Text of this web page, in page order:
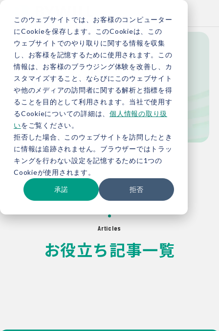
このウェブサイトでは、お客様のコンピューター
にCookieを保存します。このCookieは、この
ウェブサイトでのやり取りに関する情報を収集
し、お客様を記憶するために使用されます。この
情報は、お客様のブラウジング体験を改善し、カ
スタマイズすること、ならびにこのウェブサイト
や他のメディアの訪問者に関する解析と指標を得
ることを目的として利用されます。当社で使用す
るCookieについての詳細は、 個人情報の取り扱
いをご覧ください。
拒否した場合、このウェブサイトを訪問したとき
に情報は追跡されません。ブラウザーではトラッ
キングを行わない設定を記憶するために1つの
Cookieが使用されます。
承諾 拒否
Knowledge
お役立ち情報
TOP お役立ち情報
Articles
お役立ち記事一覧